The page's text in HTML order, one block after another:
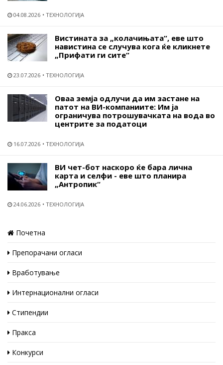
04.08.2026 ТЕХНОЛОГИЈА
Вистината за „колачињата“, еве што
навистина се случува кога ќе кликнете
„Прифати ги сите“
23.07.2026 ТЕХНОЛОГИЈА
Оваа земја одлучи да им застане на
патот на ВИ-компаниите: Им ја
ограничува потрошувачката на вода во
центрите за податоци
16.07.2026 ТЕХНОЛОГИЈА
ВИ чет-бот наскоро ќе бара лична
карта и селфи - еве што планира
„Антропик“
24.06.2026 ТЕХНОЛОГИЈА
Почетна
Препорачани огласи
Вработување
Интернационални огласи
Стипендии
Пракса
Конкурси